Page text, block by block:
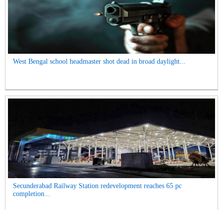
West Bengal school headmaster shot dead in broad daylight...
Secunderabad Railway Station redevelopment reaches 65 pc
completion...